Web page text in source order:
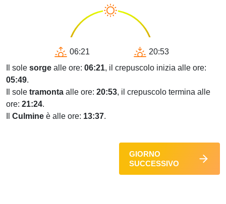
06:21
20:53
Il sole sorge alle ore: 06:21, il crepuscolo inizia alle ore:
05:49.
Il sole tramonta alle ore: 20:53, il crepuscolo termina alle
ore: 21:24.
Culmine è alle ore: 13:37.
GIORNO
SUCCESSIVO